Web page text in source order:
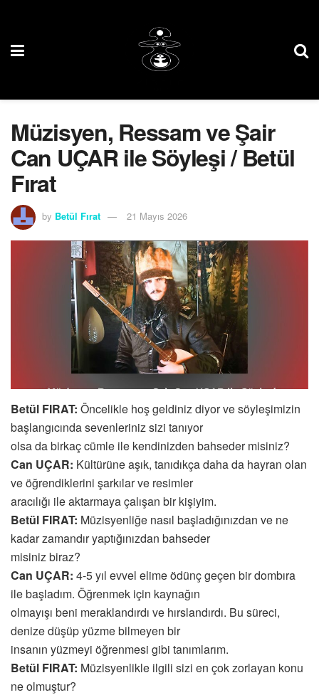
Müzisyen, Ressam ve Şair
Can UÇAR ile Söyleşi / Betül
Fırat
by Betül Fırat 21 Mayıs 2026
Betül FIRAT: Öncelikle hoş geldiniz diyor ve söyleşimizin
başlangıcında sevenleriniz sizi tanıyor
olsa da birkaç cümle ile kendinizden bahseder misiniz?
Can UÇAR: Kültürüne aşık, tanıdıkça daha da hayran olan
ve öğrendiklerini şarkılar ve resimler
aracılığı ile aktarmaya çalışan bir kişiyim.
Betül FIRAT: Müzisyenliğe nasıl başladığınızdan ve ne
kadar zamandır yaptığınızdan bahseder
misiniz biraz?
Can UÇAR: 4-5 yıl evvel elime ödünç geçen bir dombıra
ile başladım. Öğrenmek için kaynağın
olmayışı beni meraklandırdı ve hırslandırdı. Bu süreci,
denize düşüp yüzme bilmeyen bir
insanın yüzmeyi öğrenmesi gibi tanımlarım.
Betül FIRAT: Müzisyenlikle ilgili sizi en çok zorlayan konu
ne olmuştur?